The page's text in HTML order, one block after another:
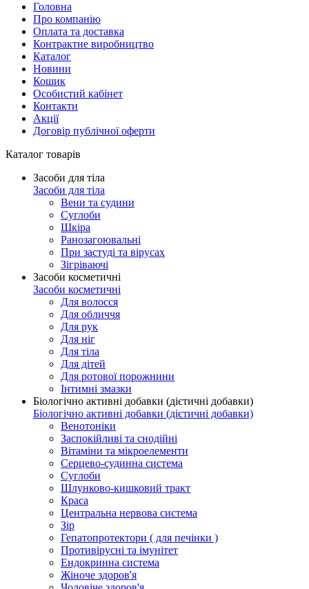
Головна
Про компанію
Оплата та доставка
Контрактне виробництво
Каталог
Новини
Кошик
Особистий кабінет
Контакти
Акції
Договір публічної оферти
Каталог товарів
Засоби для тіла
Засоби для тіла
Вени та судини
Суглоби
Шкіра
Ранозагоювальні
При застуді та вірусах
Зігріваючі
Засоби косметичні
Засоби косметичні
Для волосся
Для обличчя
Для рук
Для ніг
Для тіла
Для дітей
Для ротової порожнини
Інтимні змазки
Біологічно активні добавки (дієтичні добавки)
Біологічно активні добавки (дієтичні добавки)
Венотоніки
Заспокійливі та снодійні
Вітаміни та мікроелементи
Серцево-судинна система
Суглоби
Шлунково-кишковий тракт
Краса
Центральна нервова система
Зір
Гепатопротектори ( для печінки )
Противірусні та імунітет
Ендокринна система
Жіноче здоров'я